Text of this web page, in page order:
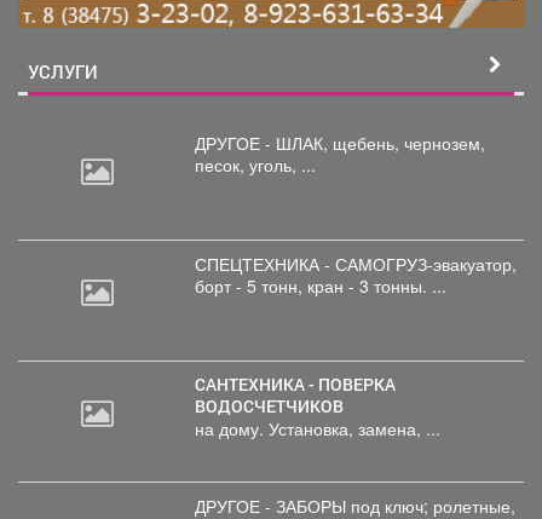
УСЛУГИ
ДРУГОЕ - ШЛАК, щебень, чернозем,
песок, уголь, ...
СПЕЦТЕХНИКА - САМОГРУЗ-эвакуатор,
борт - 5 тонн, кран - 3 тонны. ...
САНТЕХНИКА - ПОВЕРКА
ВОДОСЧЕТЧИКОВ
на дому. Установка, замена, ...
ДРУГОЕ - ЗАБОРЫ под ключ; ролетные,